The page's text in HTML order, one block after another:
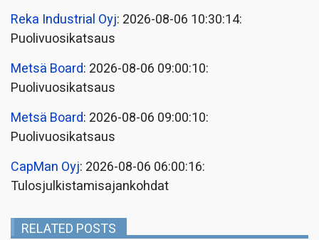
Reka Industrial Oyj: 2026-08-06 10:30:14:
Puolivuosikatsaus
Metsä Board: 2026-08-06 09:00:10:
Puolivuosikatsaus
Metsä Board: 2026-08-06 09:00:10:
Puolivuosikatsaus
CapMan Oyj: 2026-08-06 06:00:16:
Tulosjulkistamisajankohdat
RELATED POSTS